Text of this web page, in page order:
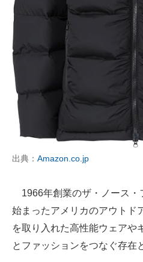
出典： Amazon.co.jp
1966年創業のザ・ノース・
始まったアメリカのアウトド
を取り入れた高性能ウェアや
とファッションをつなぐ存在